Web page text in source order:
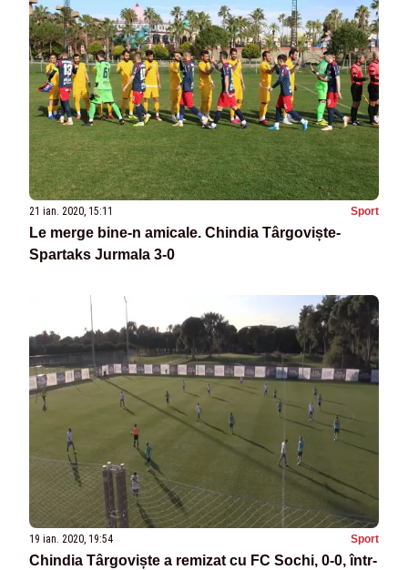
21 ian. 2020, 15:11 Sport
Le merge bine-n amicale. Chindia Târgoviște-
Spartaks Jurmala 3-0
19 ian. 2020, 19:54 Sport
Chindia Târgoviște a remizat cu FC Sochi, 0-0, într-